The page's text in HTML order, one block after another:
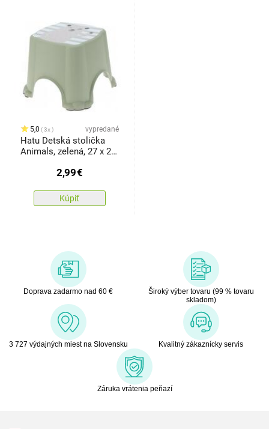
5,0 3x vypredané
Hatu Detská stolička
Animals, zelená, 27 x 21
2,99€
Kúpiť
Doprava zadarmo nad 60 €
Široký výber tovaru (99 % tovaru
skladom)
3 727 výdajných miest na Slovensku Kvalitný zákaznícky servis
Záruka vrátenia peňazí